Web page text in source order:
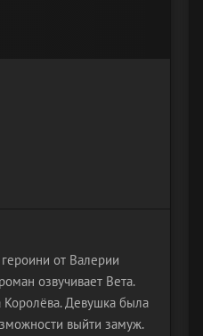
от Валерии
озвучивает Вета.
Девушка была
выйти замуж.